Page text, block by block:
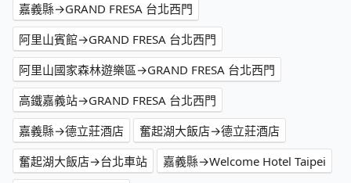
嘉義縣→GRAND FRESA 台北西門
阿里山賓館→GRAND FRESA 台北西門
阿里山國家森林遊樂區→GRAND FRESA 台北西門
高鐵嘉義站→GRAND FRESA 台北西門
嘉義縣→德立莊酒店
奮起湖大飯店→德立莊酒店
奮起湖大飯店→台北車站
嘉義縣→Welcome Hotel Taipei